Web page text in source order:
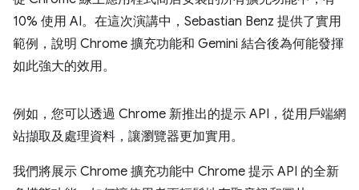
10% 使用 AI。在這次演講中，Sebastian Benz 提供了實用
範例，說明 Chrome 擴充功能和 Gemini 結合後為何能發揮
如此強大的效用。
例如，您可以透過 Chrome 新推出的提示 API，從用戶端網
站擷取及處理資料，讓瀏覽器更加實用。
我們將展示 Chrome 擴充功能中 Chrome 提示 API 的全新